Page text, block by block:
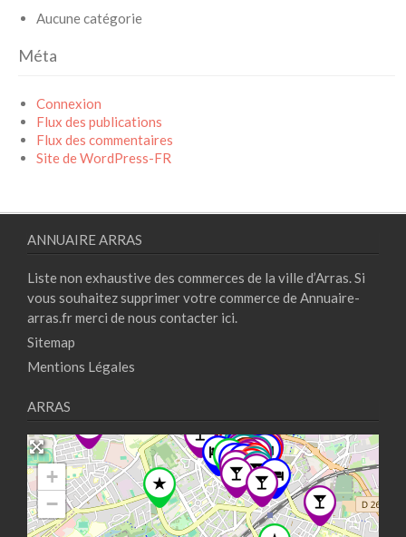
Aucune catégorie
Méta
Connexion
Flux des publications
Flux des commentaires
Site de WordPress-FR
ANNUAIRE ARRAS
Liste non exhaustive des commerces de la ville d’Arras. Si
vous souhaitez supprimer votre commerce de Annuaire-
arras.fr merci de nous contacter ici.
Sitemap
Mentions Légales
ARRAS
+
−